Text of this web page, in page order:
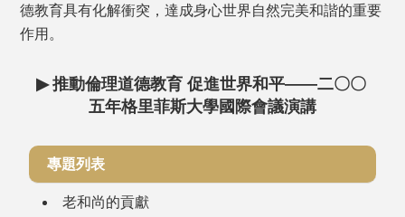
德教育具有化解衝突，達成身心世界自然完美和諧的重要
作用。
▶推動倫理道德教育 促進世界和平——二〇〇
五年格里菲斯大學國際會議演講
專題列表
老和尚的貢獻